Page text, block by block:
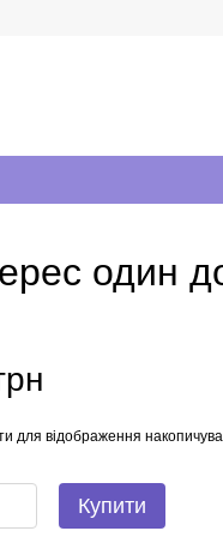
один
для відображення
Купити